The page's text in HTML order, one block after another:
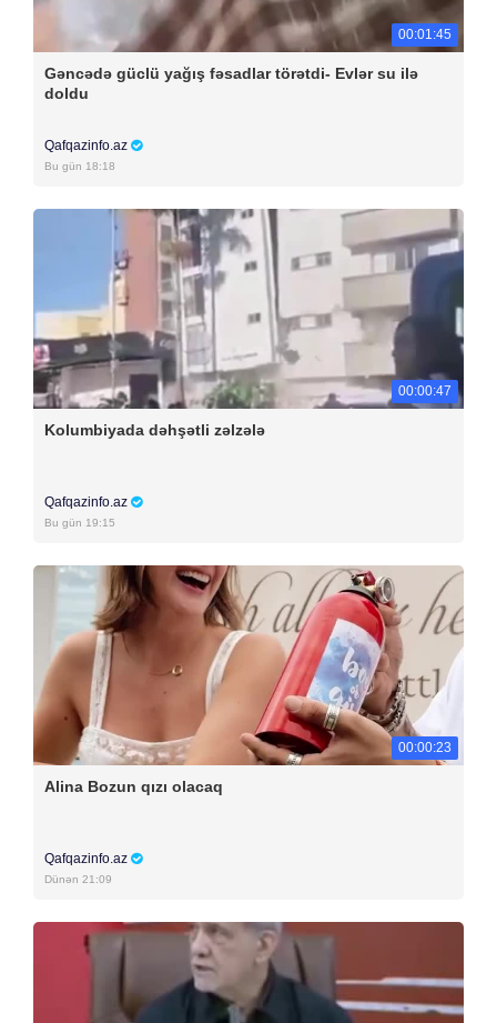
00:01:45
Gəncədə güclü yağış fəsadlar törətdi- Evlər su ilə
doldu
Qafqazinfo.az
Bu gün 18:18
00:00:47
Kolumbiyada dəhşətli zəlzələ
Qafqazinfo.az
Bu gün 19:15
00:00:23
Alina Bozun qızı olacaq
Qafqazinfo.az
Dünən 21:09